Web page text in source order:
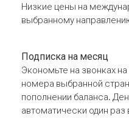
Низкие цены на
выбранному
Подписка на месяц
Экономьте на звонках
номера выбранной
пополнении баланса.
автоматически один раз